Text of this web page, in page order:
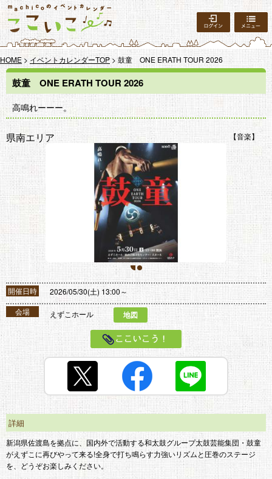
ログイン
HOME> イベントカレンダーTOP> 鼓童 ONE ERATH TOUR 2026
鼓童 ONE ERATH TOUR 2026
高鳴れーーー。
1
県南エリア 音楽
開催日時
2026/05/30(土) 13:00～
会場
えずこホール 地図
ここいこう！
詳細
新潟県佐渡島を拠点に、国内外で活動する和太鼓グループ太鼓芸能集団・鼓童
がえずこに再びやって来る!全身で打ち鳴らす力強いリズムと圧巻のステージ
を、どうぞお楽しみください。